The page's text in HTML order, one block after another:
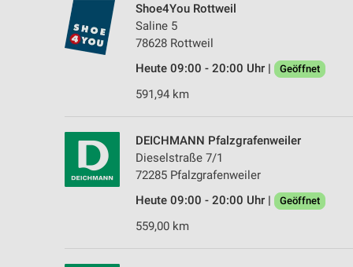
Shoe4You Rottweil
Saline 5
78628 Rottweil
Heute 09:00 - 20:00 Uhr |
Geöffnet
591,94 km
DEICHMANN Pfalzgrafenweiler
Dieselstraße 7/1
72285 Pfalzgrafenweiler
Heute 09:00 - 20:00 Uhr |
Geöffnet
559,00 km